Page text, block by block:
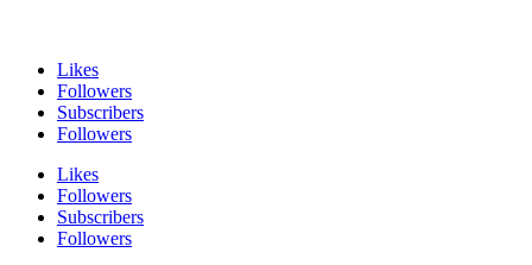
Likes
Followers
Subscribers
Followers
Likes
Followers
Subscribers
Followers